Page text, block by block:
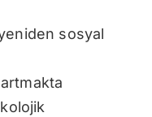
sosyal